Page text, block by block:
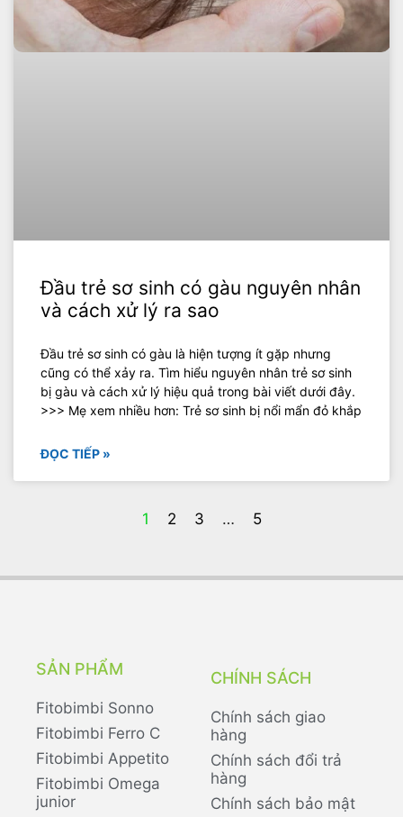
Đầu trẻ sơ sinh có gàu nguyên nhân
và cách xử lý ra sao
Đầu trẻ sơ sinh có gàu là hiện tượng ít gặp nhưng
cũng có thể xảy ra. Tìm hiểu nguyên nhân trẻ sơ sinh
bị gàu và cách xử lý hiệu quả trong bài viết dưới đây.
>>> Mẹ xem nhiều hơn: Trẻ sơ sinh bị nổi mẩn đỏ khắp
ĐỌC TIẾP »
1 2 3 … 5
SẢN PHẨM
Fitobimbi Sonno
Fitobimbi Ferro C
Fitobimbi Appetito
Fitobimbi Omega
junior
CHÍNH SÁCH
Chính sách giao
hàng
Chính sách đổi trả
hàng
Chính sách bảo mật